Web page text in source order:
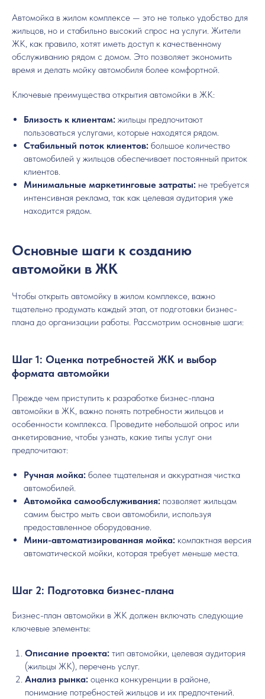
Автомойка в жилом комплексе — это не только удобство для
жильцов, но и стабильно высокий спрос на услуги. Жители
ЖК, как правило, хотят иметь доступ к качественному
обслуживанию рядом с домом. Это позволяет экономить
время и делать мойку автомобиля более комфортной.
Ключевые преимущества открытия автомойки в ЖК:
Близость к клиентам: жильцы предпочитают
пользоваться услугами, которые находятся рядом.
Стабильный поток клиентов: большое количество
автомобилей у жильцов обеспечивает постоянный приток
клиентов.
Минимальные маркетинговые затраты: не требуется
интенсивная реклама, так как целевая аудитория уже
находится рядом.
Основные шаги к созданию
автомойки в ЖК
Чтобы открыть автомойку в жилом комплексе, важно
тщательно продумать каждый этап, от подготовки бизнес-
плана до организации работы. Рассмотрим основные шаги:
Шаг 1: Оценка потребностей ЖК и выбор
формата автомойки
Прежде чем приступить к разработке бизнес-плана
автомойки в ЖК, важно понять потребности жильцов и
особенности комплекса. Проведите небольшой опрос или
анкетирование, чтобы узнать, какие типы услуг они
предпочитают:
Ручная мойка: более тщательная и аккуратная чистка
автомобилей.
Автомойка самообслуживания: позволяет жильцам
самим быстро мыть свои автомобили, используя
предоставленное оборудование.
Мини-автоматизированная мойка: компактная версия
автоматической мойки, которая требует меньше места.
Шаг 2: Подготовка бизнес-плана
Бизнес-план автомойки в ЖК должен включать следующие
ключевые элементы:
Описание проекта: тип автомойки, целевая аудитория
(жильцы ЖК), перечень услуг.
Анализ рынка: оценка конкуренции в районе,
понимание потребностей жильцов и их предпочтений.